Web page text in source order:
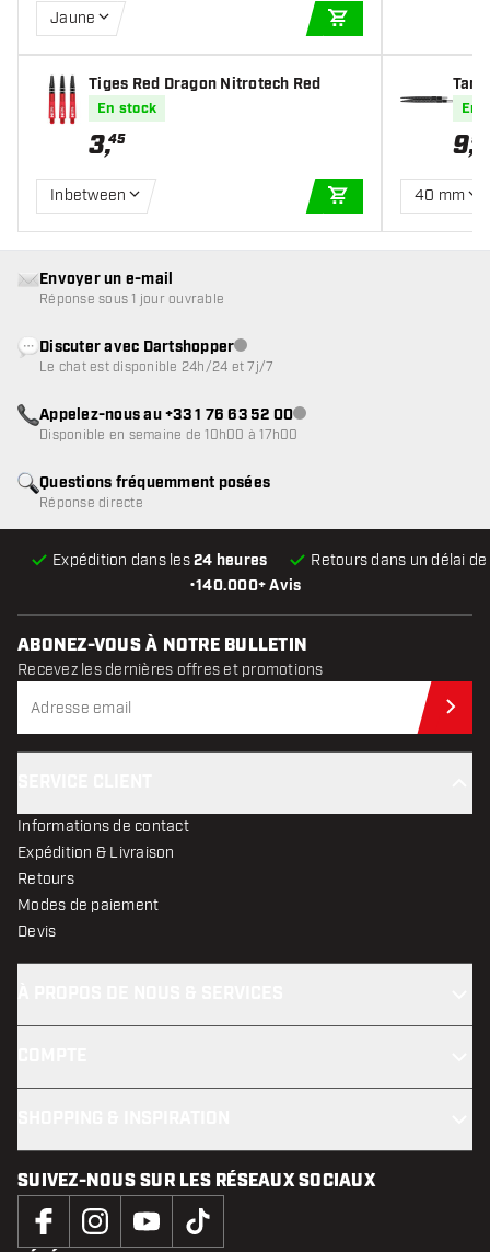
Jaune
Tiges Red Dragon Nitrotech Red
En stock
3,45
Inbetween
AJOUTER AU
En
9,99
40 mm
•140.000+ Avis
Expédition dans les24 heures Retours dans un délai de
Questions fréquemment posées
Réponse directe
Envoyer un e-mail
Réponse sous 1 jour ouvrable
Discuter avec DartshopperService client indisponible
Le chat est disponible 24h/24 et 7j/7
Appelez-nous au +33 1 76 63 52 00Service client indisponible
Disponible en semaine de 10h00 à 17h00
ABONEZ-VOUS À NOTRE BULLETIN
Recevez les dernières offres et promotions
Informations de contact
Expédition & Livraison
Retours
Modes de paiement
Devis
SUIVEZ-NOUS SUR LES RÉSEAUX SOCIAUX